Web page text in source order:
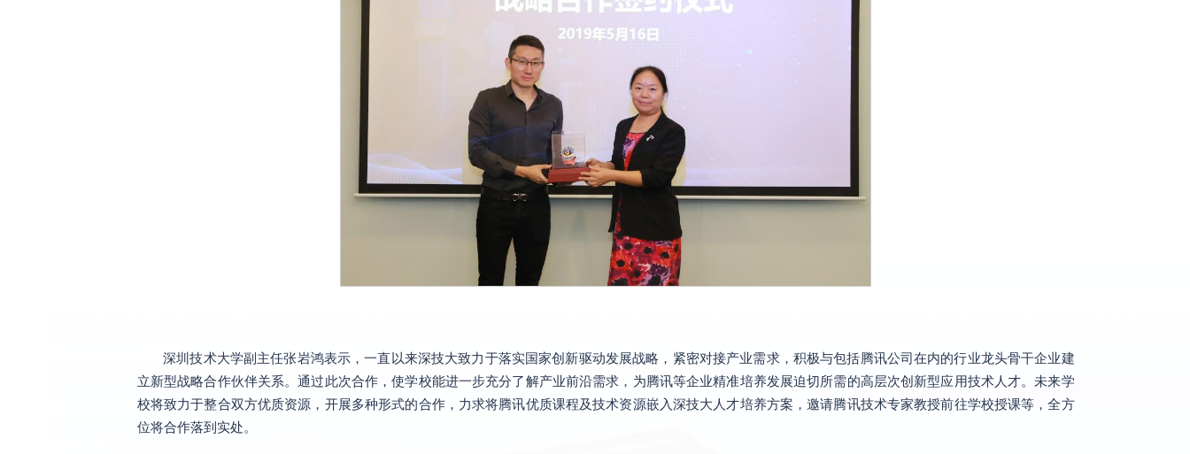
深圳技术大学副主任张岩鸿表示，一直以来深技大致力于落实国家创新驱动发展战略，紧密对接产业需求，积极与包括腾讯公司在内的行业龙头骨干企业建
立新型战略合作伙伴关系。通过此次合作，使学校能进一步充分了解产业前沿需求，为腾讯等企业精准培养发展迫切所需的高层次创新型应用技术人才。未来学
校将致力于整合双方优质资源，开展多种形式的合作，力求将腾讯优质课程及技术资源嵌入深技大人才培养方案，邀请腾讯技术专家教授前往学校授课等，全方
位将合作落到实处。